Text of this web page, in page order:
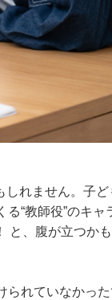
しれません。子ど
“教師役”のキャ
と、腹が立つか
られていなかった